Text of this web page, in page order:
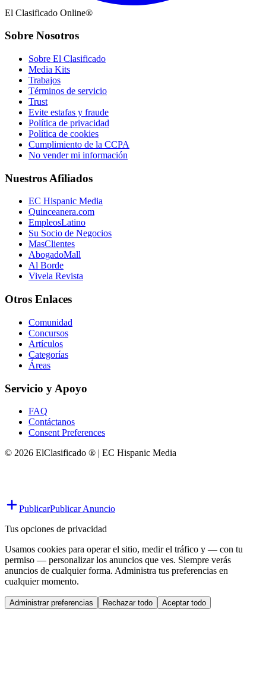
El Clasificado Online®
Sobre Nosotros
Sobre El Clasificado
Media Kits
Trabajos
Términos de servicio
Trust
Evite estafas y fraude
Política de privacidad
Política de cookies
Cumplimiento de la CCPA
No vender mi información
Nuestros Afiliados
EC Hispanic Media
Quinceanera.com
EmpleosLatino
Su Socio de Negocios
MasClientes
AbogadoMall
Al Borde
Vivela Revista
Otros Enlaces
Comunidad
Concursos
Artículos
Categorías
Áreas
Servicio y Apoyo
FAQ
Contáctanos
Consent Preferences
© 2026 ElClasificado ® | EC Hispanic Media
PublicarPublicar Anuncio
Tus opciones de privacidad
Usamos cookies para operar el sitio, medir el tráfico y — con tu
permiso — personalizar los anuncios que ves. Siempre verás
anuncios de cualquier forma. Administra tus preferencias en
cualquier momento.
Administrar preferencias Rechazar todo Aceptar todo